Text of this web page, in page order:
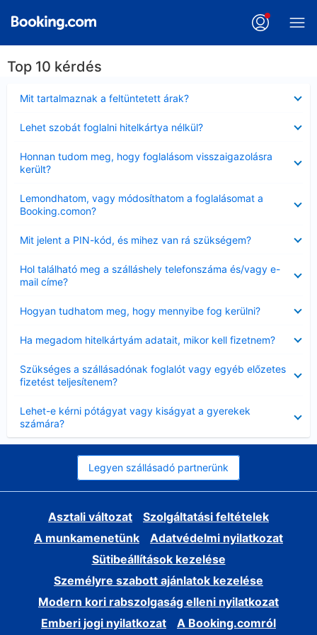
Top 10 kérdés
Mit tartalmaznak a feltüntetett árak?
Lehet szobát foglalni hitelkártya nélkül?
Honnan tudom meg, hogy foglalásom visszaigazolásra
került?
Lemondhatom, vagy módosíthatom a foglalásomat a
Booking.comon?
Mit jelent a PIN-kód, és mihez van rá szükségem?
Hol található meg a szálláshely telefonszáma és/vagy e-
mail címe?
Hogyan tudhatom meg, hogy mennyibe fog kerülni?
Ha megadom hitelkártyám adatait, mikor kell fizetnem?
Szükséges a szállásadónak foglalót vagy egyéb előzetes
fizetést teljesítenem?
Lehet-e kérni pótágyat vagy kiságyat a gyerekek
számára?
Legyen szállásadó partnerünk
Asztali változat
Szolgáltatási feltételek
A munkamenetünk
Adatvédelmi nyilatkozat
Sütibeállítások kezelése
Személyre szabott ajánlatok kezelése
Modern kori rabszolgaság elleni nyilatkozat
Emberi jogi nyilatkozat
A Booking.comról